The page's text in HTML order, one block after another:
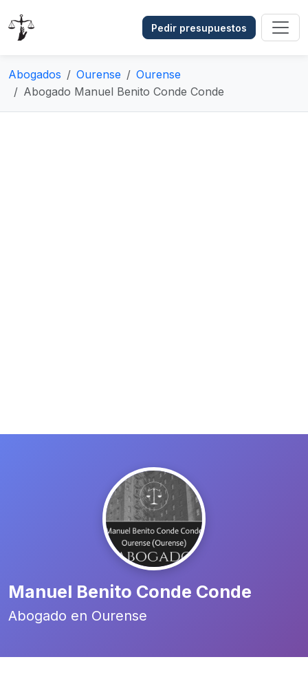
Pedir presupuestos
Abogados Ourense
Ourense
Abogado Manuel Benito Conde Conde
Manuel Benito Conde Conde
Abogado en Ourense